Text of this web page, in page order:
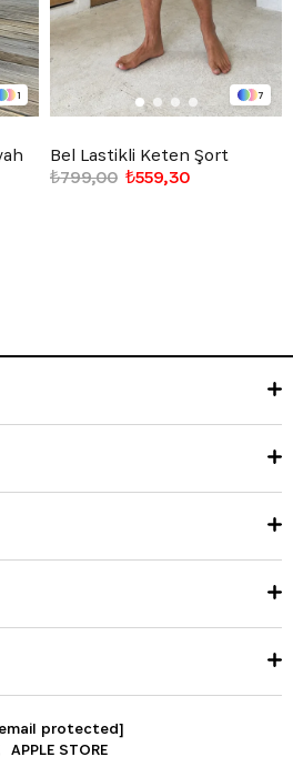
1 7
Bel Lastikli Keten Şort
₺559,30
₺799,00
protected]
APPLE STORE